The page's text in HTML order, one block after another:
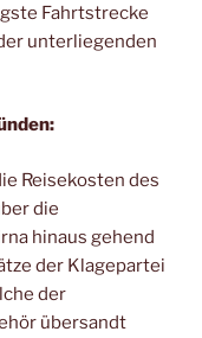
Fahrtstrecke
unterliegenden
Reisekosten des
die
hinaus gehend
der Klagepartei
der
übersandt